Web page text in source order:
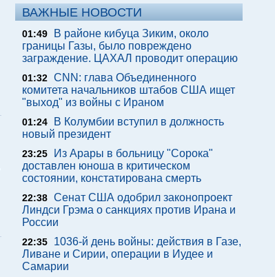
ВАЖНЫЕ НОВОСТИ
01:49
В районе кибуца Зиким, около
границы Газы, было повреждено
заграждение. ЦАХАЛ проводит операцию
01:32 CNN: глава Объединенного
комитета начальников штабов США ищет
"выход" из войны с Ираном
01:24
В Колумбии вступил в должность
новый президент
23:25
Из Арары в больницу "Сорока"
доставлен юноша в критическом
состоянии, констатирована смерть
22:38 Сенат США одобрил законопроект
Линдси Грэма о санкциях против Ирана и
России
22:35
1036-й день войны: действия в Газе,
Ливане и Сирии, операции в Иудее и
Самарии